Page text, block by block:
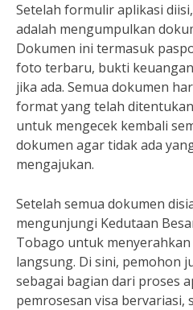
Setelah formulir aplikasi
adalah mengumpulkan
Dokumen ini termasuk
foto terbaru, bukti
jika ada. Semua dokumen
format yang telah
untuk mengecek kembali
dokumen agar tidak ada
mengajukan.
Setelah semua dokumen
mengunjungi Kedutaan
Tobago untuk menyerahkan
langsung. Di sini, pemohon
sebagai bagian dari proses
pemrosesan visa bervariasi,